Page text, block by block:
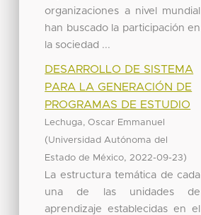
organizaciones a nivel mundial
han buscado la participación en
la sociedad ...
DESARROLLO DE SISTEMA
PARA LA GENERACIÓN DE
PROGRAMAS DE ESTUDIO
Lechuga, Oscar Emmanuel
(Universidad Autónoma del
Estado de México, 2022-09-23)
La estructura temática de cada
una de las unidades de
aprendizaje establecidas en el